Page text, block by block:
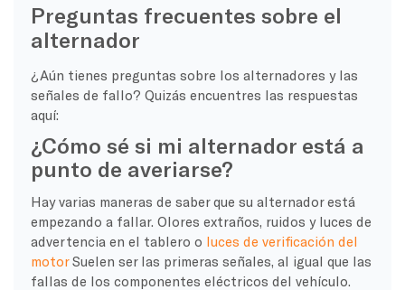
Preguntas frecuentes sobre el
alternador
¿Aún tienes preguntas sobre los alternadores y las
señales de fallo? Quizás encuentres las respuestas
aquí:
¿Cómo sé si mi alternador está a
punto de averiarse?
Hay varias maneras de saber que su alternador está
empezando a fallar. Olores extraños, ruidos y luces de
advertencia en el tablero o luces de verificación del
motorSuelen ser las primeras señales, al igual que las
fallas de los componentes eléctricos del vehículo.